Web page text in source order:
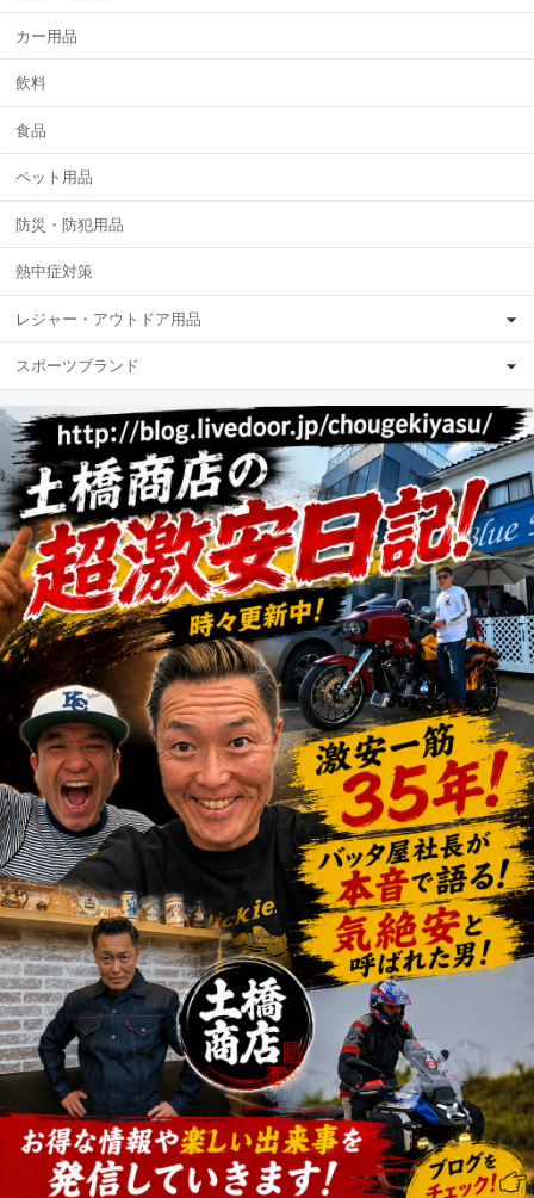
カー用品
飲料
食品
ペット用品
防災・防犯用品
熱中症対策
レジャー・アウトドア用品
スポーツブランド